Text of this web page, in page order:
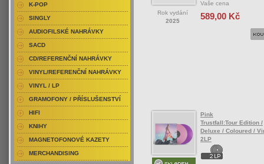
Rok vydání
2025
Vaše cena
589,00 Kč
Pink
Trustfall:Tour Edition /
Deluxe / Coloured /
2LP
K-POP
SINGLY
AUDIOFILSKÉ NAHRÁVKY
SACD
CD/REFERENČNÍ NAHRÁVKY
VINYL/REFERENČNÍ NAHRÁVKY
VINYL / LP
GRAMOFONY / PŘÍSLUŠENSTVÍ
HIFI
KNIHY
MAGNETOFONOVÉ KAZETY
MERCHANDISING